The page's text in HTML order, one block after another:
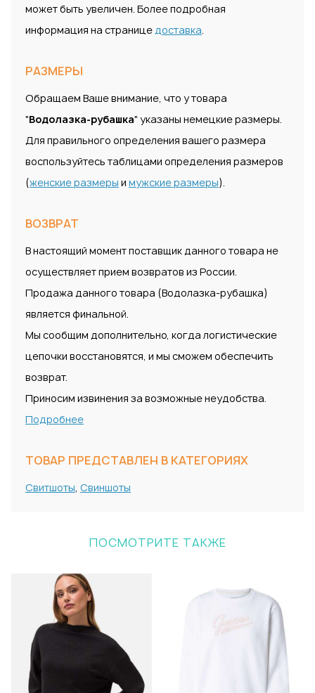
может быть увеличен. Более подробная
информация на страницедоставка.
РАЗМЕРЫ
Обращаем Ваше внимание, что у товара
"Водолазка-рубашка" указаны немецкие размеры.
Для правильного определения вашего размера
воспользуйтесь таблицами определения размеров
(женские размеры и мужские размеры).
ВОЗВРАТ
В настоящий момент поставщик данного товара не
осуществляет прием возвратов из России.
Продажа данного товара (Водолазка-рубашка)
является финальной.
Мы сообщим дополнительно, когда логистические
цепочки восстановятся, и мы сможем обеспечить
возврат.
Приносим извинения за возможные неудобства.
Подробнее
ТОВАР ПРЕДСТАВЛЕН В КАТЕГОРИЯХ
Свитшоты, Свиншоты
ПОСМОТРИТЕ ТАКЖЕ